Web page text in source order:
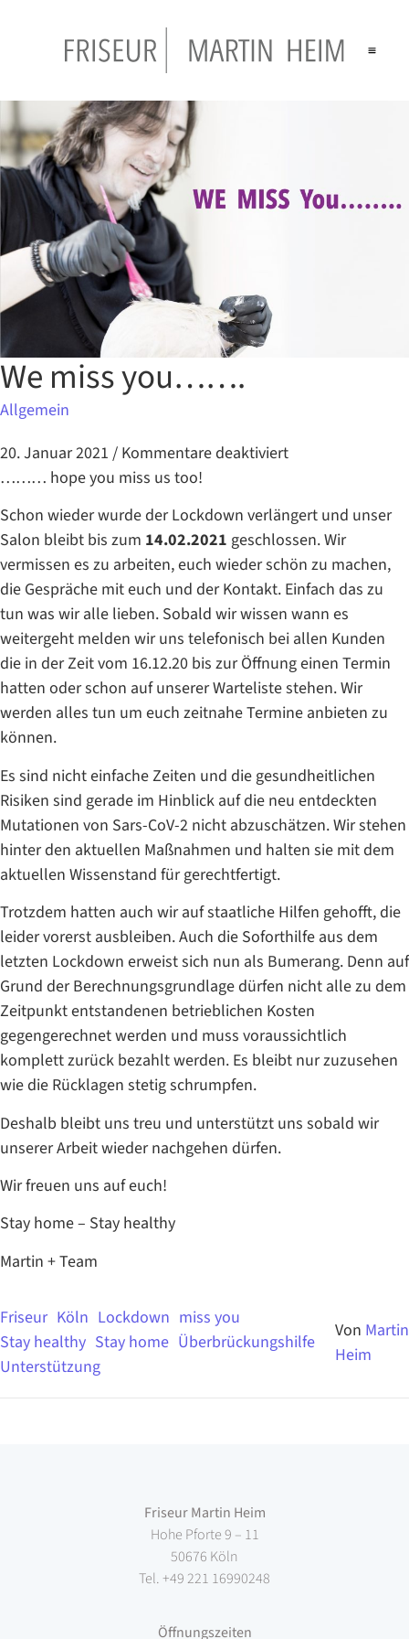
We miss you…….
Allgemein
20. Januar 2021 / Kommentare deaktiviert
……… hope you miss us too!
Schon wieder wurde der Lockdown verlängert und unser
Salon bleibt bis zum 14.02.2021 geschlossen. Wir
vermissen es zu arbeiten, euch wieder schön zu machen,
die Gespräche mit euch und der Kontakt. Einfach das zu
tun was wir alle lieben. Sobald wir wissen wann es
weitergeht melden wir uns telefonisch bei allen Kunden
die in der Zeit vom 16.12.20 bis zur Öffnung einen Termin
hatten oder schon auf unserer Warteliste stehen. Wir
werden alles tun um euch zeitnahe Termine anbieten zu
können.
Es sind nicht einfache Zeiten und die gesundheitlichen
Risiken sind gerade im Hinblick auf die neu entdeckten
Mutationen von Sars-CoV-2 nicht abzuschätzen. Wir stehen
hinter den aktuellen Maßnahmen und halten sie mit dem
aktuellen Wissenstand für gerechtfertigt.
Trotzdem hatten auch wir auf staatliche Hilfen gehofft, die
leider vorerst ausbleiben. Auch die Soforthilfe aus dem
letzten Lockdown erweist sich nun als Bumerang. Denn auf
Grund der Berechnungsgrundlage dürfen nicht alle zu dem
Zeitpunkt entstandenen betrieblichen Kosten
gegengerechnet werden und muss voraussichtlich
komplett zurück bezahlt werden. Es bleibt nur zuzusehen
wie die Rücklagen stetig schrumpfen.
Deshalb bleibt uns treu und unterstützt uns sobald wir
unserer Arbeit wieder nachgehen dürfen.
Wir freuen uns auf euch!
Stay home – Stay healthy
Martin + Team
Friseur Köln Lockdown miss you
Stay healthy Stay home Überbrückungshilfe
Unterstützung
Von Martin
Heim
Friseur Martin Heim
Hohe Pforte 9 – 11
50676 Köln
Tel.+49 221 16990248
Öffnungszeiten